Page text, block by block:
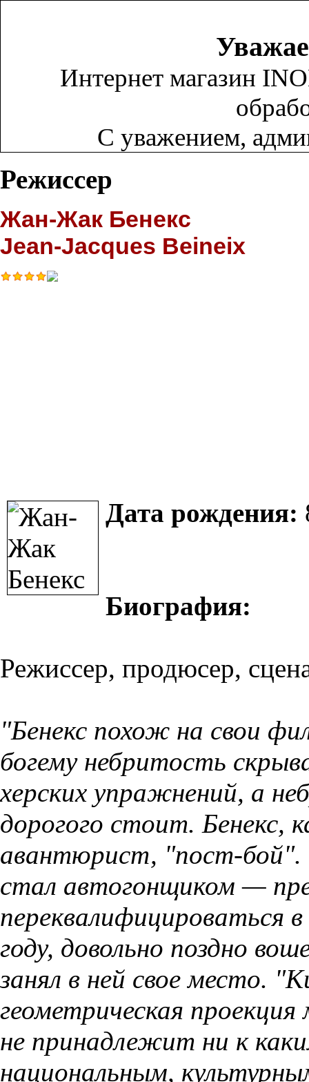
Интернет магазин
С уважением,
Режиссер
Жан-Жак Бенекс
Jean-Jacques Beineix
Дата рождения:
Биография:
Режиссер, продюсер,
"Бенекс похож на свои
богему небритость
херских упражнений, а
дорогого стоит. Бенекс,
авантю­рист, "пост-бой".
стал автогон­щиком —
переквалифицироваться
году, довольно поздно
занял в ней свое место.
геометрическая
не принадлежит ни к
национальным,